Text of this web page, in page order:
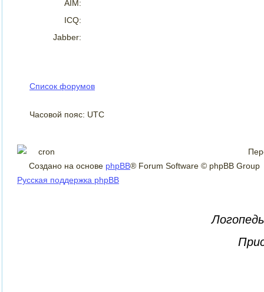
AIM:
ICQ:
Jabber:
Список форумов
Часовой пояс: UTC
Создано на основе phpBB® Forum Software © phpBB Group
Русская поддержка phpBB